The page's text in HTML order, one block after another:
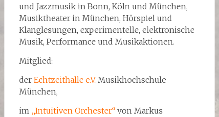
und Jazzmusik in Bonn, Köln und München,
Musiktheater in München, Hörspiel und
Klanglesungen, experimentelle, elektronische
Musik, Performance und Musikaktionen.
Mitglied:
der Echtzeithalle e.V.Musikhochschule
München,
im „Intuitiven Orchester“von Markus